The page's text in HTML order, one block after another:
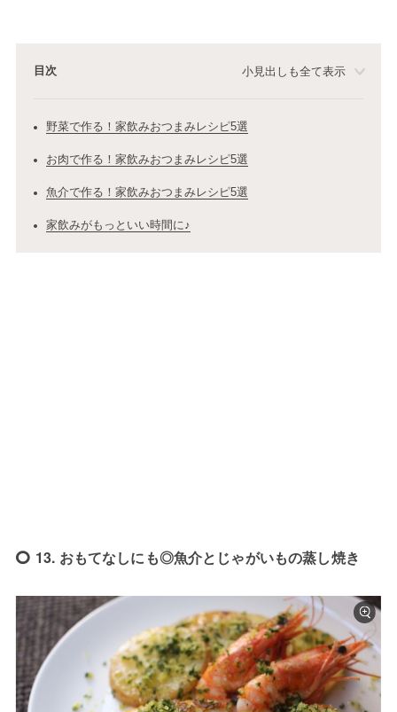
目次 小見出しも全て表示
野菜で作る！家飲みおつまみレシピ5選
お肉で作る！家飲みおつまみレシピ5選
魚介で作る！家飲みおつまみレシピ5選
家飲みがもっといい時間に♪
13. おもてなしにも◎魚介とじゃがいもの蒸し焼き